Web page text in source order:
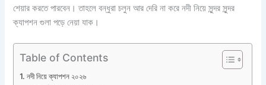
শেয়ার করতে পারবেন। তাহলে বন্ধুরা চলুন আর দেরি না করে নদী নিয়ে সুন্দর সুন্দর
ক্যাপশন গুলা পড়ে নেয়া যাক।
Table of Contents
নদী নিয়ে ক্যাপশন ২০২৬